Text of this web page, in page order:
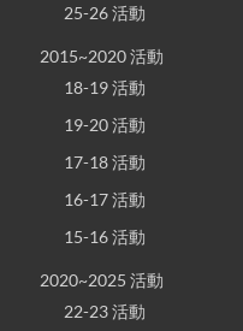
25-26 活動
2015~2020 活動
18-19 活動
19-20 活動
17-18 活動
16-17 活動
15-16 活動
2020~2025 活動
22-23 活動